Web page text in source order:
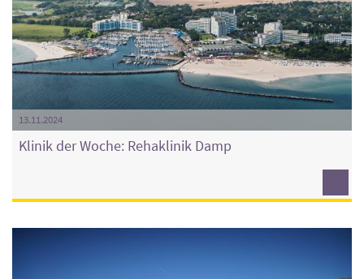
13.11.2024
Klinik der Woche: Rehaklinik Damp